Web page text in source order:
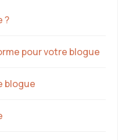
?
pour votre blogue
blogue